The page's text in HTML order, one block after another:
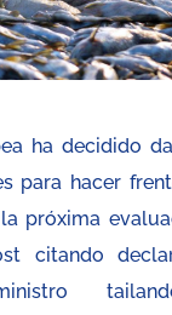
ha decidido
para hacer
próxima
citando